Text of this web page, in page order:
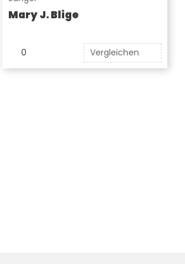
Mary J. Blige
0 Vergleichen